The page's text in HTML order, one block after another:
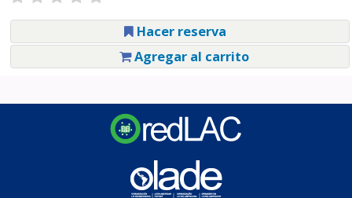
Hacer reserva
Agregar al carrito